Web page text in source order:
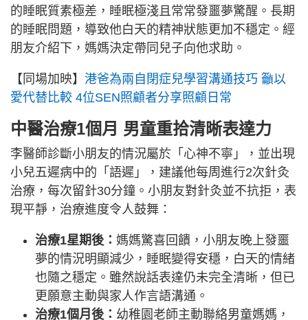
的睡眠質素極差，睡眠極淺且常常發噩夢驚醒。長期
的睡眠問題，導致他白天的精神狀態更加不穩定。經
朋友介紹下，媽媽決定帶同兒子向他求助。
【同場加映】 港爸為兩自閉症兒學習溝通技巧 籲以
愛代替比較 4位SEN照顧者分享照顧日常
中醫治療1個月 男童重拾清晰表達力
李醫師診斷小朋友的情況屬於「心神不寧」，並出現
小兒五遲病中的「語遲」，建議他每周進行2次針灸
治療，每次留針30分鐘。小朋友對針灸並不抗拒，表
現平靜，治療進度令人鼓舞：
治療1星期後： 媽媽驚喜回饋，小朋友晚上發噩
夢的情況明顯減少，睡眠變得安穩，白天的情緒
也隨之穩定。雖然說話表達仍未完全清晰，但已
更願意主動與家人作言語溝通。
治療1個月後： 幼稚園老師主動聯絡男童媽媽，